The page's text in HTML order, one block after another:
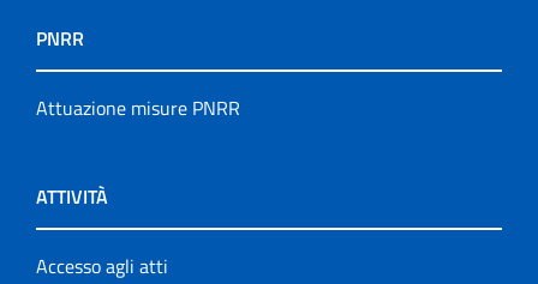
PNRR
Attuazione misure PNRR
ATTIVITÀ
Accesso agli atti